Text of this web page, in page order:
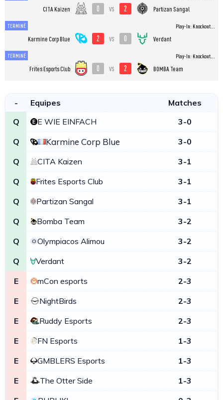
CITA Kaizen 0 vs 2 Partizan Sangal
TERMINÉ
Karmine Corp Blue 2 vs 0 Verdant
Play-In: Knockout...
TERMINÉ
Frites Esports Club 0 vs 2 BOMBA Team
Play-In: Knockout...
- Equipes Matches
Q
E WIE EINFACH
3-0
Q
Karmine Corp Blue
3-0
Q
CITA Kaizen
3-1
Q
Frites Esports Club
3-1
Q
Partizan Sangal
3-1
Q
Bomba Team
3-2
Q
O Olympiacos Alimou
3-2
Q
Verdant
3-2
E
mCon esports
2-3
E
NightBirds
2-3
E
Ruddy Esports
2-3
E
FN Esports
1-3
E
GMBLERS Esports
1-3
E
The Otter Side
1-3